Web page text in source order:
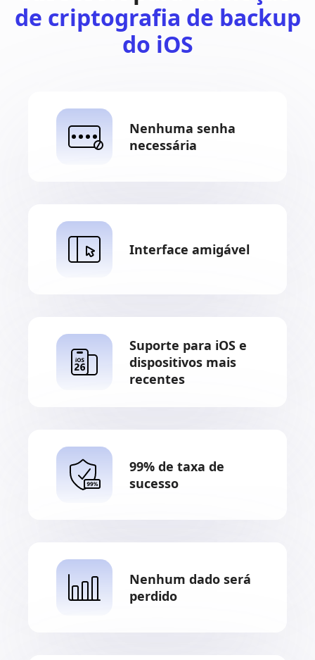
de criptografia de backup
do iOS
Nenhuma senha
necessária
Interface amigável
Suporte para iOS e
dispositivos mais
recentes
99% de taxa de
sucesso
Nenhum dado será
perdido